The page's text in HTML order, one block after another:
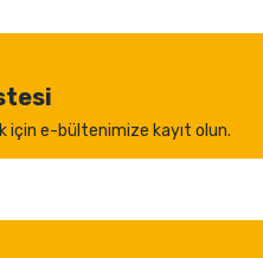
için e-bültenimize kayıt olun.